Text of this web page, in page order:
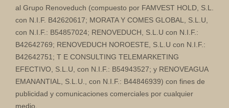
al Grupo Renoveduch (compuesto por FAMVEST HOLD, S.L.
con N.I.F. B42620617; MORATA Y COMES GLOBAL, S.L.U,
con N.I.F.: B54857024; RENOVEDUCH, S.L.U con N.I.F.:
B42642769; RENOVEDUCH NOROESTE, S.L.U con N.I.F.:
B42642751; T E CONSULTING TELEMARKETING
EFECTIVO, S.L.U, con N.I.F.: B54943527; y RENOVEAGUA
EMANANTIAL, S.L.U., con N.I.F.: B44846939) con fines de
publicidad y comunicaciones comerciales por cualquier
medio.